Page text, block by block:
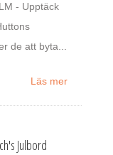
- Upptäck
de att byta...
Läs mer
Julbord